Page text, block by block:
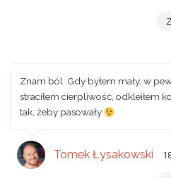
Znam ból. Gdy byłem mały, w
straciłem cierpliwość, odkleiłem
tak, żeby pasowały
Tomek Łysakowski